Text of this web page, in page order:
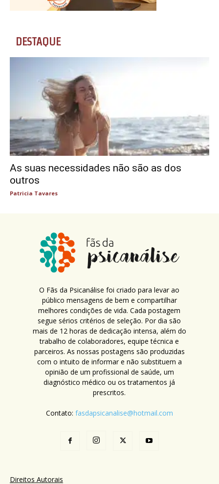
DESTAQUE
As suas necessidades não são as dos
outros
Patricia Tavares
O Fãs da Psicanálise foi criado para levar ao
público mensagens de bem e compartilhar
melhores condições de vida. Cada postagem
segue sérios critérios de seleção. Por dia são
mais de 12 horas de dedicação intensa, além do
trabalho de colaboradores, equipe técnica e
parceiros. As nossas postagens são produzidas
com o intuito de informar e não substituem a
opinião de um profissional de saúde, um
diagnóstico médico ou os tratamentos já
prescritos.
Contato: fasdapsicanalise@hotmail.com
Direitos Autorais